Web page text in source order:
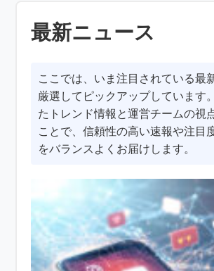
最新ニュース
ここでは、いま注目されている最
厳選してピックアップしています
たトレンド情報と運営チームの視
ことで、信頼性の高い速報や注目
をバランスよくお届けします。